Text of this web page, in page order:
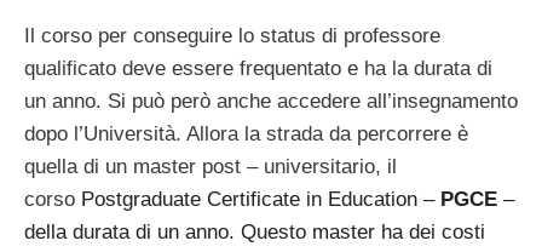
Il corso per conseguire lo status di professore
qualificato deve essere frequentato e ha la durata di
un anno. Si può però anche accedere all’insegnamento
dopo l’Università. Allora la strada da percorrere è
quella di un master post – universitario, il
corso Postgraduate Certificate in Education – PGCE –
della durata di un anno. Questo master ha dei costi